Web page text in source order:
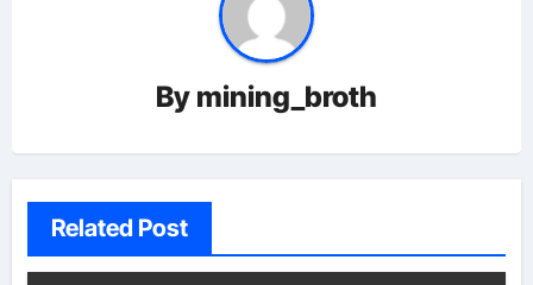
By mining_broth
Related Post